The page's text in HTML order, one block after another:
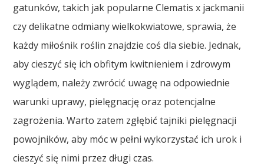
gatunków, takich jak popularne Clematis x jackmanii
czy delikatne odmiany wielkokwiatowe, sprawia, że
każdy miłośnik roślin znajdzie coś dla siebie. Jednak,
aby cieszyć się ich obfitym kwitnieniem i zdrowym
wyglądem, należy zwrócić uwagę na odpowiednie
warunki uprawy, pielęgnację oraz potencjalne
zagrożenia. Warto zatem zgłębić tajniki pielęgnacji
powojników, aby móc w pełni wykorzystać ich urok i
cieszyć się nimi przez długi czas.